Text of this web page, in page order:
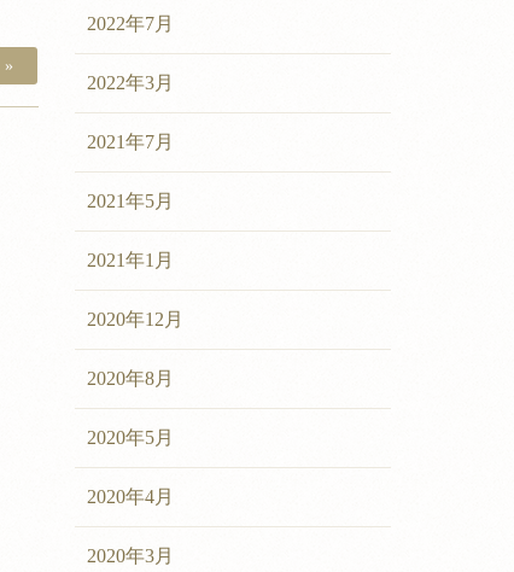
»
2022年7月
2022年3月
2021年7月
2021年5月
2021年1月
2020年12月
2020年8月
2020年5月
2020年4月
2020年3月